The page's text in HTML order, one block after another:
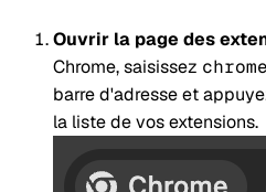
Ouvrir la page des
Chrome, saisissez
barre d'adresse et
la liste de vos extensions.